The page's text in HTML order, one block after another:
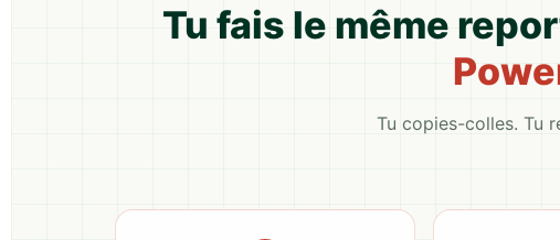
Tu fais le même
Tu copies-colles. Tu